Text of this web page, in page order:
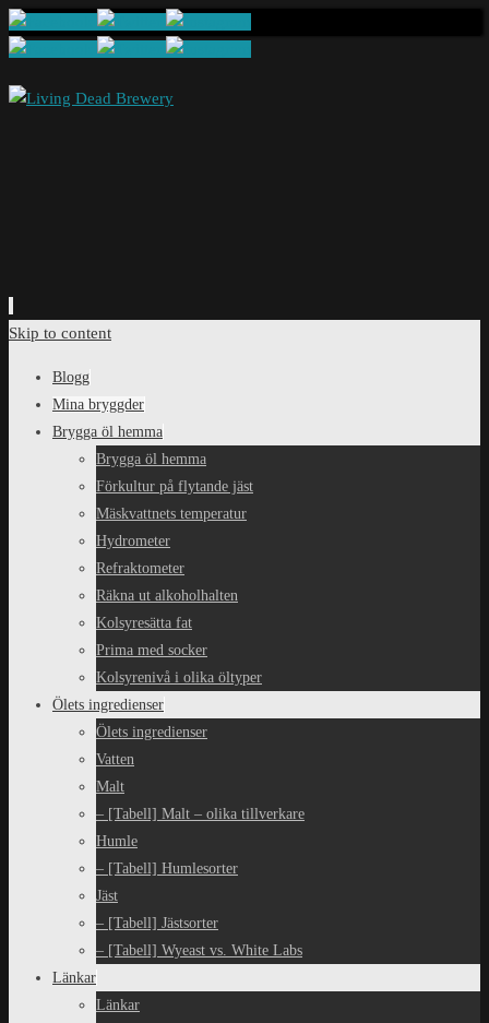
Skip to content
Blogg
Mina bryggder
Brygga öl hemma
Brygga öl hemma
Förkultur på flytande jäst
Mäskvattnets temperatur
Hydrometer
Refraktometer
Räkna ut alkoholhalten
Kolsyresätta fat
Prima med socker
Kolsyrenivå i olika öltyper
Ölets ingredienser
Ölets ingredienser
Vatten
Malt
– [Tabell] Malt – olika tillverkare
Humle
– [Tabell] Humlesorter
Jäst
– [Tabell] Jästsorter
– [Tabell] Wyeast vs. White Labs
Länkar
Länkar